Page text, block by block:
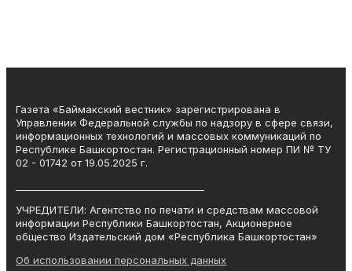
Газета «Баймакский вестник» зарегистрирована в
Управлении Федеральной службы по надзору в сфере связи,
информационных технологий и массовых коммуникаций по
Республике Башкортостан. Регистрационный номер ПИ № ТУ
02 - 01742 от 19.05.2025 г.
УЧРЕДИТЕЛИ: Агентство по печати и средствам массовой
информации Республики Башкортостан, Акционерное
общество Издательский дом «Республика Башкортостан»
Об использовании персональных данных